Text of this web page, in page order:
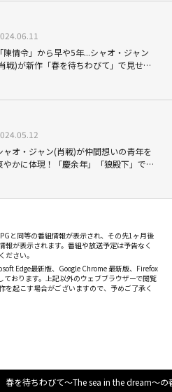
「陳情令」から早や5年...シャオ・ジャン
戦)が新作「春を待ちわびて」で見せ
ャオ・ジャン(肖戦)が仲間想いの青年を
やかに体現！「慶余年」「狼殿下」で共
と同等の番組情報が表示され、その先1ヶ月後
報が表示されます。番組や放送予定は予告なく
ださい。
Edge最新版、Google Chrome 最新版、Firefox
おります。上記以外のウェブブラウザーで閲覧
を起こす場合がございますので、予めご了承く
春を待ちわびて～The sea in the dream～